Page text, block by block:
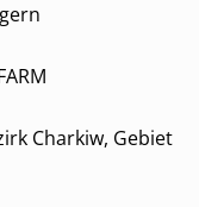
Charkiw, Gebiet